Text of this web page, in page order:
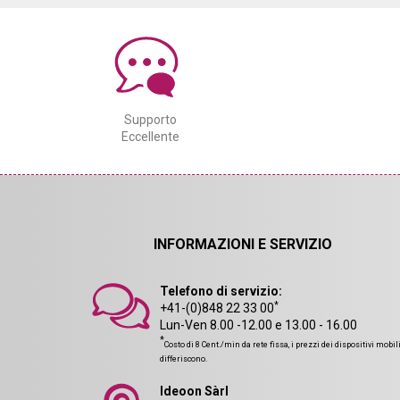
Supporto
Eccellente
INFORMAZIONI E SERVIZIO
Telefono di servizio:
+41-(0)848 22 33 00*
Lun-Ven 8.00 -12.00 e 13.00 - 16.00
*Costo di 8 Cent./min da rete fissa, i prezzi dei dispositivi mobili
differiscono.
Ideoon Sàrl